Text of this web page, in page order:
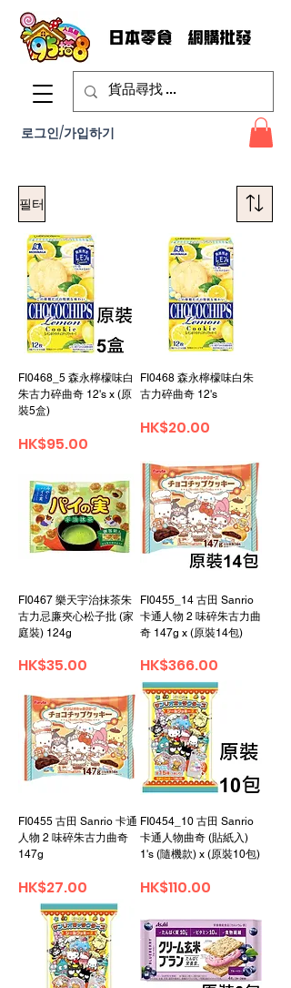
로그인/가입하기
필터
FI0468_5 森永檸檬味白
朱古力碎曲奇 12's x (原
裝5盒)
가격
HK$95.00
FI0468 森永檸檬味白朱
古力碎曲奇 12's
가격
HK$20.00
FI0467 樂天宇治抹茶朱
古力忌廉夾心松子批 (家
庭裝) 124g
가격
HK$35.00
FI0455_14 古田 Sanrio
卡通人物 2 味碎朱古力曲
奇 147g x (原裝14包)
가격
HK$366.00
FI0455 古田 Sanrio 卡通
人物 2 味碎朱古力曲奇
147g
가격
HK$27.00
FI0454_10 古田 Sanrio
卡通人物曲奇 (貼紙入)
1's (隨機款) x (原裝10包)
가격
HK$110.00